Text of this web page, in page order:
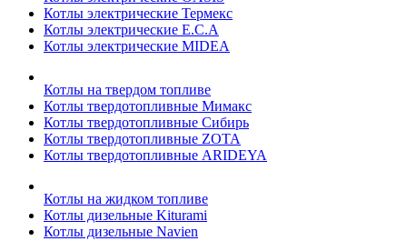
Котлы электрические Термекс
Котлы электрические E.C.A
Котлы электрические MIDEA
Котлы на твердом топливе
Котлы твердотопливные Мимакс
Котлы твердотопливные Сибирь
Котлы твердотопливные ZOTA
Котлы твердотопливные ARIDEYA
Котлы на жидком топливе
Котлы дизельные Kiturami
Котлы дизельные Navien